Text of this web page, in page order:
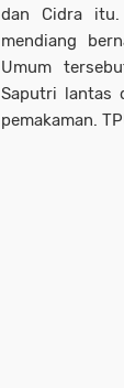
dan Cidra itu.
mendiang
Umum
Saputri lantas
pemakaman.